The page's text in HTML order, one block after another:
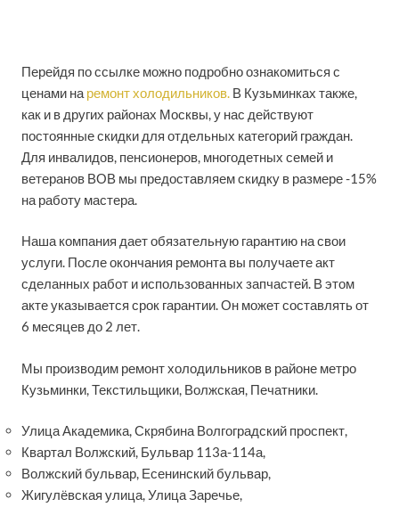
Перейдя по ссылке можно подробно ознакомиться с
ценами на ремонт холодильников. В Кузьминках также,
как и в других районах Москвы, у нас действуют
постоянные скидки для отдельных категорий граждан.
Для инвалидов, пенсионеров, многодетных семей и
ветеранов ВОВ мы предоставляем скидку в размере -15%
на работу мастера.
Наша компания дает обязательную гарантию на свои
услуги. После окончания ремонта вы получаете акт
сделанных работ и использованных запчастей. В этом
акте указывается срок гарантии. Он может составлять от
6 месяцев до 2 лет.
Мы производим ремонт холодильников в районе метро
Кузьминки, Текстильщики, Волжская, Печатники.
Улица Академика, Скрябина Волгоградский проспект,
Квартал Волжский, Бульвар 113а-114а,
Волжский бульвар, Есенинский бульвар,
Жигулёвская улица, Улица Заречье,